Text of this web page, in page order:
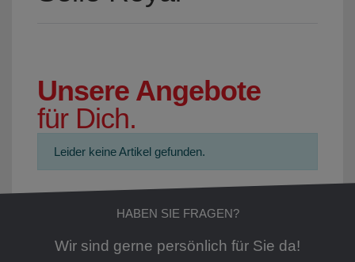
Unsere Angebote
für Dich.
Leider keine Artikel gefunden.
HABEN SIE FRAGEN?
Wir sind gerne persönlich für Sie da!